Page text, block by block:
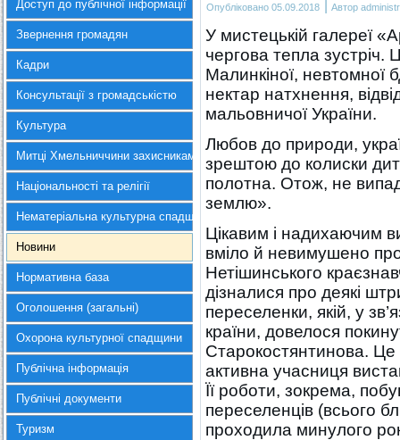
Доступ до публічної інформації
Звернення громадян
Кадри
Консультації з громадськістю
Культура
Митці Хмельниччини захисникам України
Національності та релігії
Нематеріальна культурна спадщина
Новини
Нормативна база
Оголошення (загальні)
Охорона культурної спадщини
Публічна інформація
Публічні документи
Туризм
Опубліковано 05.09.2018 | Автор
У мистецькій галереї
чергова тепла зустріч.
Малинкіної, невтомної
нектар натхнення,
мальовничої України.
Любов до природи,
зрештою до колиски
полотна. Отож, не
землю».
Цікавим і надихаючим
вміло й невимушено
Нетішинського
дізналися про деякі
переселенки, якій, у
країни, довелося
Старокостянтинова. Це
активна учасниця
Її роботи, зокрема,
переселенців (всього
проходила минулого